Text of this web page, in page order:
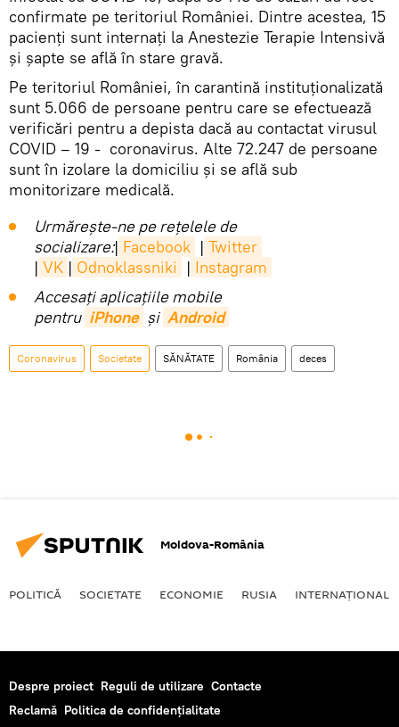
confirmate pe teritoriul României. Dintre acestea, 15
pacienți sunt internați la Anestezie Terapie Intensivă
și șapte se află în stare gravă.
Pe teritoriul României, în carantină instituționalizată
sunt 5.066 de persoane pentru care se efectuează
verificări pentru a depista dacă au contactat virusul
COVID – 19 - coronavirus. Alte 72.247 de persoane
sunt în izolare la domiciliu și se află sub
monitorizare medicală.
Urmărește-ne pe rețelele de
socializare:| Facebook | Twitter
| VK | Odnoklassniki | Instagram
Accesaţi aplicaţiile mobile
pentru iPhone și Android
Coronavirus Societate SĂNĂTATE România deces
Moldova-România
POLITICĂ SOCIETATE ECONOMIE RUSIA INTERNAŢIONAL
Despre proiect Reguli de utilizare Contacte
Reclamă Politica de confidențialitate